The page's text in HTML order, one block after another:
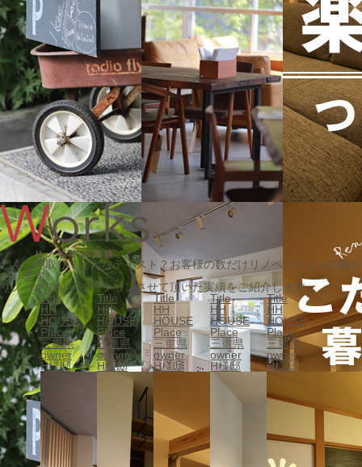
どんな間取り？どんなテイスト？お客様の数だけリノベーションの幅が
あります。
リノベオでリノベーションさせて頂いた実績をご紹介します。
Title
HH
HOUSE
Place
三重県
owner
H様邸
Title
HH
HOUSE
Place
三重県
owner
H様邸
Title
HH
HOUSE
Place
三重県
owner
H様邸
Title
HH
HOUSE
Place
三重県
owner
H様邸
Title
HH
HOUSE
Place
三重県
owner
H様邸